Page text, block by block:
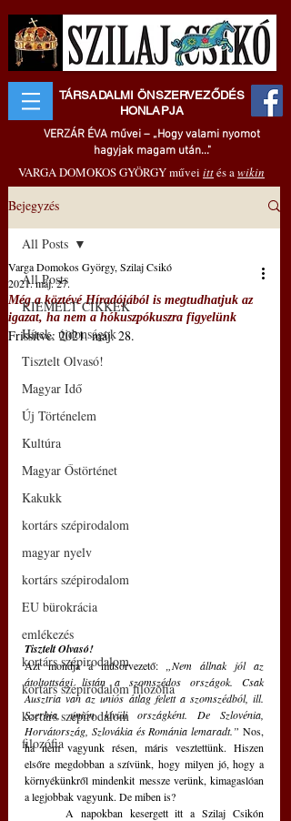
TÁRSADALMI ÖNSZERVEZŐDÉS
HONLAPJA
VERZÁR ÉVA művei – „Hogy valami nyomot
hagyjak magam után..."
VARGA DOMOKOS GYÖRGY művei ittés awikin
Bejegyzés
All Posts
KIEMELT CIKKEK
Hírek, újdonságok
Tisztelt Olvasó!
Magyar Idő
Új Történelem
Kultúra
Magyar Őstörténet
Kakukk
kortárs szépirodalom
magyar nyelv
kortárs szépirodalom
EU bürokrácia
emlékezés
kortárs szépirodalom
kortárs szépirodalom filozófia
kortárs szépirodalom
filozófia
All Posts
Még a köztévé Híradójából is megtudhatjuk az
igazat, ha nem a hókuszpókuszra figyelünk
Varga Domokos György, Szilaj Csikó
2021. máj. 27.
Frissítve:2021. máj. 28.
Tisztelt Olvasó!
Azt mondja a műsorvezető: „Nem állnak jól az
átoltottsági listán a szomszédos országok. Csak
Ausztria van az uniós átlag felett a szomszédból, ill.
Szerbia, unión kívüli országként. De Szlovénia,
Horvátország, Szlovákia és Románia lemaradt.” Nos,
ha nem vagyunk résen, máris vesztettünk. Hiszen
elsőre megdobban a szívünk, hogy milyen jó, hogy a
környékünkről mindenkit messze verünk, kimagaslóan
a legjobbak vagyunk. De miben is?